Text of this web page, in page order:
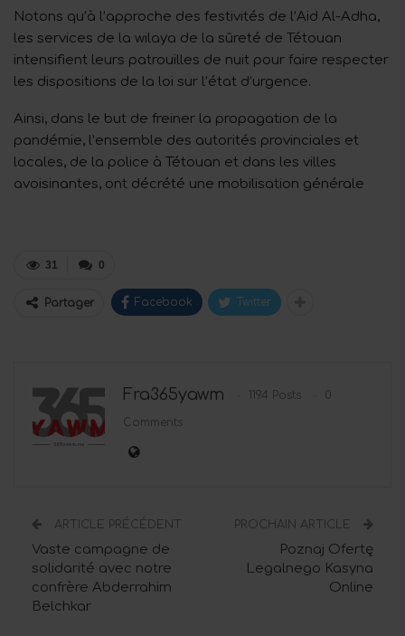
Notons qu’à l’approche des festivités de l’Aid Al-Adha,
les services de la wilaya de la sûreté de Tétouan
intensifient leurs patrouilles de nuit pour faire respecter
les dispositions de la loi sur l’état d’urgence.
Ainsi, dans le but de freiner la propagation de la
pandémie, l’ensemble des autorités provinciales et
locales, de la police à Tétouan et dans les villes
avoisinantes, ont décrété une mobilisation générale
0
31
Partager Facebook Twitter
Fra365yawm 1194 Posts 0
Comments
ARTICLE PRÉCÉDENT
Vaste campagne de
solidarité avec notre
confrère Abderrahim
Belchkar
PROCHAIN ARTICLE
Poznaj Ofertę
Legalnego Kasyna
Online